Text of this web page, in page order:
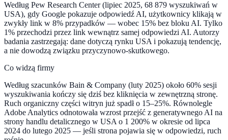
Według Pew Research Center (lipiec 2025, 68 879 wyszukiwań w
USA), gdy Google pokazuje odpowiedź AI, użytkownicy klikają w
zwykły link w 8% przypadków — wobec 15% bez bloku AI. Tylko
1% przechodzi przez link wewnątrz samej odpowiedzi AI. Autorzy
badania zastrzegają: dane dotyczą rynku USA i pokazują tendencję,
a nie dowodzą związku przyczynowo-skutkowego.
Co widzą firmy
Według szacunków Bain & Company (luty 2025) około 60% sesji
wyszukiwania kończy się dziś bez kliknięcia w zewnętrzną stronę.
Ruch organiczny części witryn już spadł o 15–25%. Równolegle
Adobe Analytics odnotowała wzrost przejść z generatywnego AI na
strony handlu detalicznego w USA o 1 200% w okresie od lipca
2024 do lutego 2025 — jeśli strona pojawia się w odpowiedzi, ruch